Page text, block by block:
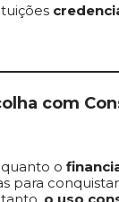
com
quanto o
para